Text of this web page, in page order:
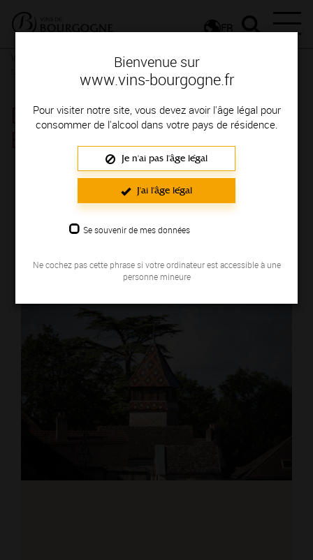
Bienvenue sur
www.vins-bourgogne.fr
Pour visiter notre site, vous devez avoir l'âge légal pour
consommer de l'alcool dans votre pays de résidence.
Je n'ai pas l'âge légal
J'ai l'âge légal
Se souvenir de mes données
Ne cochez pas cette phrase si votre ordinateur est accessible à une
personne mineure
FR
Femmes et hommes passionnés
DOMAINE DE SUREMAIN
Région de production : COTE DE BEAUNE